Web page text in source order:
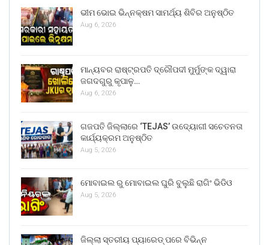
ଭୀମ ଭୋଇ ଭିନ୍ନକ୍ଷମ ସାମର୍ଥ୍ୟ ଶିବିର ଅନୁଷ୍ଠିତ
Aug 6, 2026
ମାନ୍ୟବର ରାଷ୍ଟ୍ରପତି ଦ୍ରୌପଦୀ ମୁର୍ମୁଙ୍କ ଦ୍ୱାରା
ଜଗଦଗୁରୁ କୃପାଳୁ…
Aug 6, 2026
ଗଜପତି ଜିଲ୍ଲାରେ ‘TEJAS’ ଉଦ୍ୟୋଗୀ ସଚେତନତା
କାର୍ଯ୍ୟକ୍ରମ ଅନୁଷ୍ଠିତ
Aug 5, 2026
ମୋବାଇଲ ରୁ ମୋବାଇଲ ଘୁରି ବୁଲୁଛି ରାଗିଂ ଭିଡିଓ
Aug 5, 2026
ଜିଲ୍ଲା ସ୍ତରୀୟ ପ୍ୟାରେଡ୍ ପରେ ବିଭିନ୍ନ